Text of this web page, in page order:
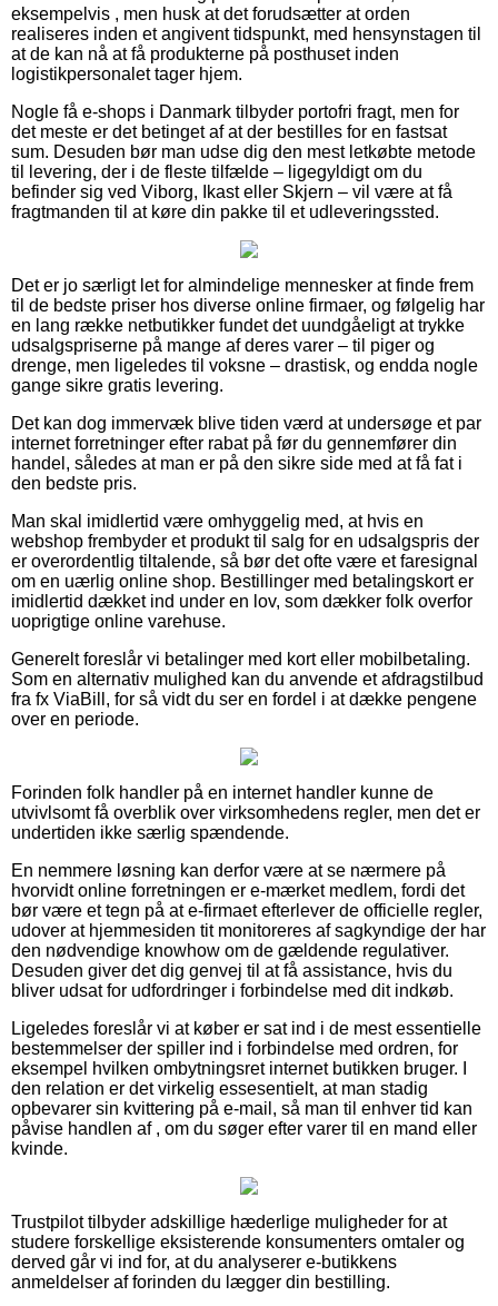
eksempelvis , men husk at det forudsætter at orden
realiseres inden et angivent tidspunkt, med hensynstagen til
at de kan nå at få produkterne på posthuset inden
logistikpersonalet tager hjem.
Nogle få e-shops i Danmark tilbyder portofri fragt, men for
det meste er det betinget af at der bestilles for en fastsat
sum. Desuden bør man udse dig den mest letkøbte metode
til levering, der i de fleste tilfælde – ligegyldigt om du
befinder sig ved Viborg, Ikast eller Skjern – vil være at få
fragtmanden til at køre din pakke til et udleveringssted.
Det er jo særligt let for almindelige mennesker at finde frem
til de bedste priser hos diverse online firmaer, og følgelig har
en lang række netbutikker fundet det uundgåeligt at trykke
udsalgspriserne på mange af deres varer – til piger og
drenge, men ligeledes til voksne – drastisk, og endda nogle
gange sikre gratis levering.
Det kan dog immervæk blive tiden værd at undersøge et par
internet forretninger efter rabat på før du gennemfører din
handel, således at man er på den sikre side med at få fat i
den bedste pris.
Man skal imidlertid være omhyggelig med, at hvis en
webshop frembyder et produkt til salg for en udsalgspris der
er overordentlig tiltalende, så bør det ofte være et faresignal
om en uærlig online shop. Bestillinger med betalingskort er
imidlertid dækket ind under en lov, som dækker folk overfor
uoprigtige online varehuse.
Generelt foreslår vi betalinger med kort eller mobilbetaling.
Som en alternativ mulighed kan du anvende et afdragstilbud
fra fx ViaBill, for så vidt du ser en fordel i at dække pengene
over en periode.
Forinden folk handler på en internet handler kunne de
utvivlsomt få overblik over virksomhedens regler, men det er
undertiden ikke særlig spændende.
En nemmere løsning kan derfor være at se nærmere på
hvorvidt online forretningen er e-mærket medlem, fordi det
bør være et tegn på at e-firmaet efterlever de officielle regler,
udover at hjemmesiden tit monitoreres af sagkyndige der har
den nødvendige knowhow om de gældende regulativer.
Desuden giver det dig genvej til at få assistance, hvis du
bliver udsat for udfordringer i forbindelse med dit indkøb.
Ligeledes foreslår vi at køber er sat ind i de mest essentielle
bestemmelser der spiller ind i forbindelse med ordren, for
eksempel hvilken ombytningsret internet butikken bruger. I
den relation er det virkelig essesentielt, at man stadig
opbevarer sin kvittering på e-mail, så man til enhver tid kan
påvise handlen af , om du søger efter varer til en mand eller
kvinde.
Trustpilot tilbyder adskillige hæderlige muligheder for at
studere forskellige eksisterende konsumenters omtaler og
derved går vi ind for, at du analyserer e-butikkens
anmeldelser af forinden du lægger din bestilling.